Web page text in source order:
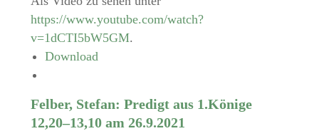
https://www.youtube.com/watch?
v=1dCTI5bW5GM.
Download
Felber, Stefan: Predigt aus 1.Könige
12,20–13,10 am 26.9.2021